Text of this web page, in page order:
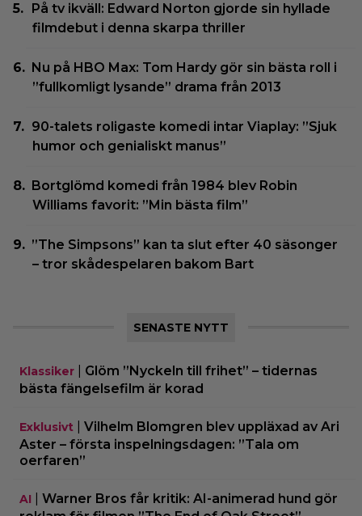
På tv ikväll: Edward Norton gjorde sin hyllade
filmdebut i denna skarpa thriller
Nu på HBO Max: Tom Hardy gör sin bästa roll i
”fullkomligt lysande” drama från 2013
90-talets roligaste komedi intar Viaplay: ”Sjuk
humor och genialiskt manus”
Bortglömd komedi från 1984 blev Robin
Williams favorit: ”Min bästa film”
”The Simpsons” kan ta slut efter 40 säsonger
– tror skådespelaren bakom Bart
SENASTE NYTT
Klassiker
Glöm ”Nyckeln till frihet” – tidernas
bästa fängelsefilm är korad
Exklusivt
Vilhelm Blomgren blev uppläxad av Ari
Aster – första inspelningsdagen: ”Tala om
oerfaren”
AI
Warner Bros får kritik: AI-animerad hund gör